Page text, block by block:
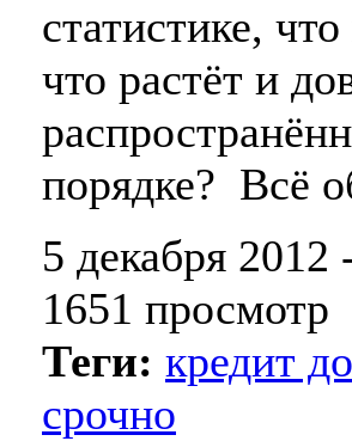
статистике,
что растёт и
порядке? Всё
5 декабря 2012
1651 просмотр
Теги: кредит
срочно